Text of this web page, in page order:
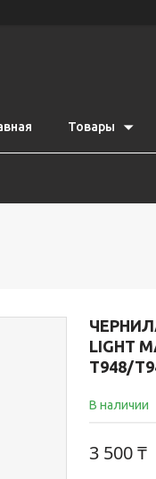
Товары
LIGHT
T948/
В наличии
3 500 ₸